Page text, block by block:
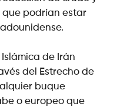
podrían estar
de Irán
del Estrecho de
buque
o europeo que